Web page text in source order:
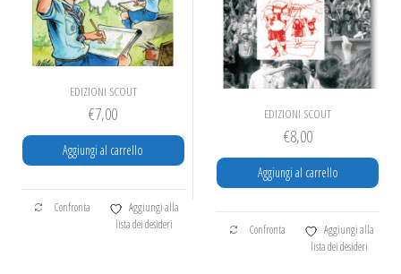
EDIZIONI SCOUT
€7,00
Aggiungi al carrello
Confronta
Aggiungi alla
lista dei desideri
EDIZIONI SCOUT
€8,00
Aggiungi al carrello
Confronta
Aggiungi alla
lista dei desideri